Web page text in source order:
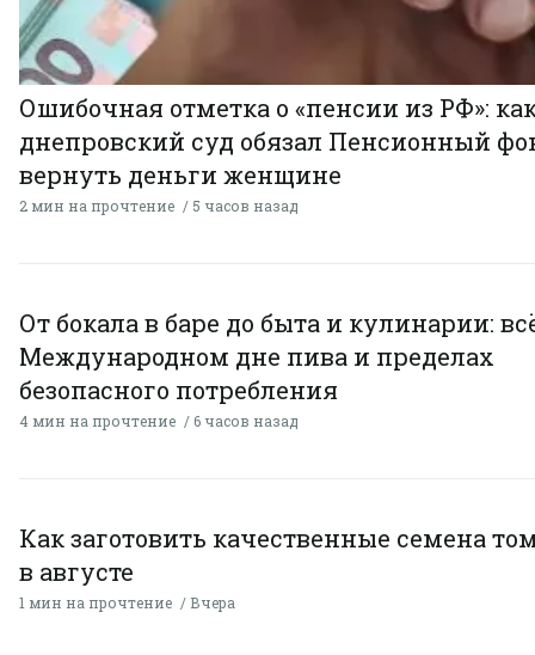
Ошибочная отметка о «пенсии из РФ»:
днепровский суд обязал Пенсионный
вернуть деньги женщине
2 мин на прочтение 5 часов назад
От бокала в баре до быта и кулинарии:
Международном дне пива и пределах
безопасного потребления
4 мин на прочтение 6 часов назад
Как заготовить качественные семена
в августе
1 мин на прочтение Вчера